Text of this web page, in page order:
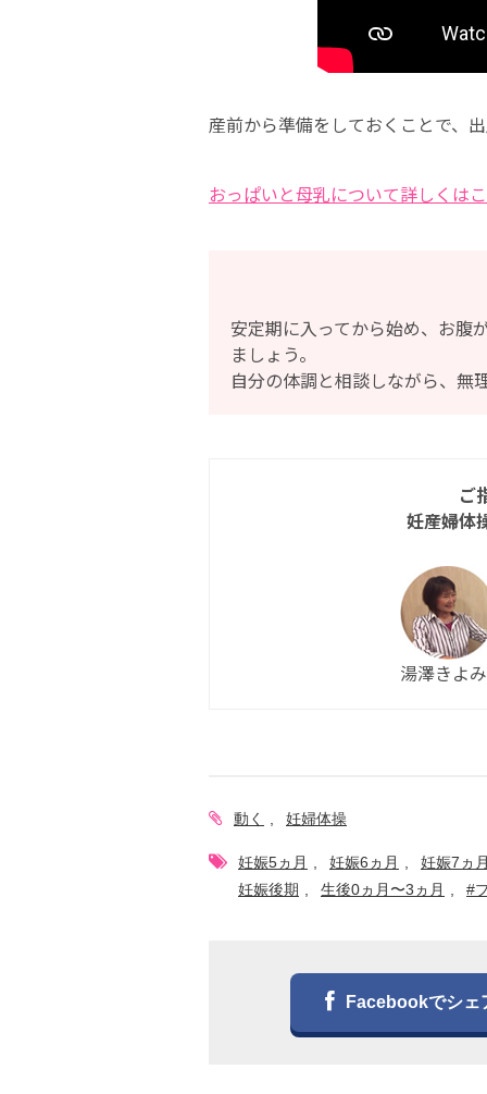
産前から準備をしておくことで、
おっぱいと母乳について詳しくは
安定期に入ってから始め、お腹
ましょう。
自分の体調と相談しながら、無
ご
妊産婦体
湯澤きよ
動く 妊婦体操
妊娠5ヵ月 妊娠6ヵ月
妊娠7ヵ
妊娠後期
生後0ヵ月〜3ヵ月 #
Facebookでシェ